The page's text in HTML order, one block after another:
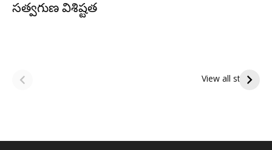
సత్వగుణ విశిష్టత
View all stories
ఇంద్రకీలాద్రి గిరి ప్రదక్షిణ
Shubhakanshalu